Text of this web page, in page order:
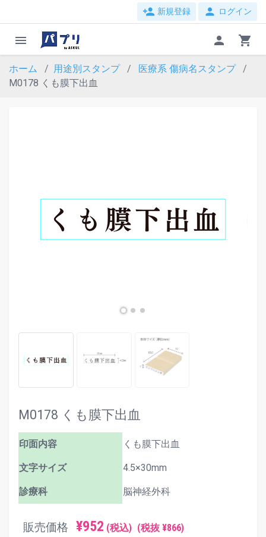
person_add 新規登録 person ログイン
menu person shopping_cart
ホーム 用途別スタンプ 医療系 傷病名スタンプ
M0178 くも膜下出血
M0178 くも膜下出血
印面内容 くも膜下出血
文字サイズ 4.5×30mm
診療科 脳神経外科
販売価格 ¥952 (税込) (税抜 ¥866)